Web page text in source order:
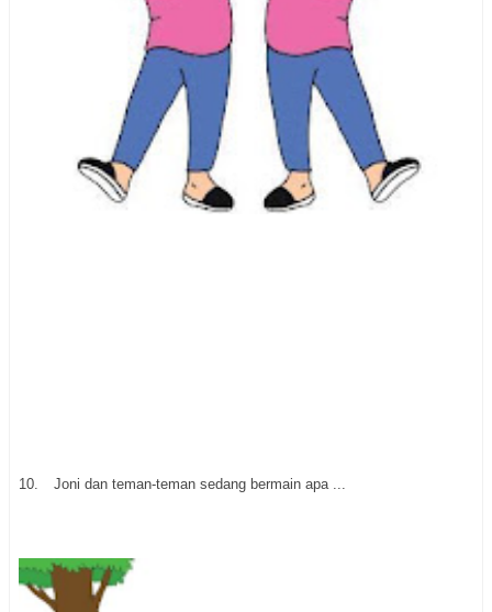
10. Joni dan teman-teman sedang bermain apa ...